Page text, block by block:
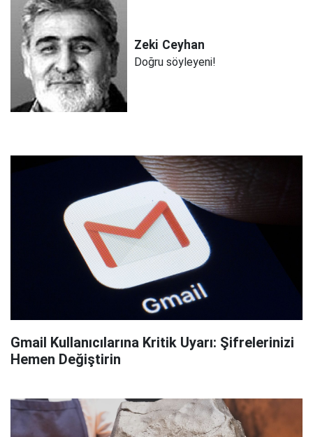
Zeki Ceyhan
Doğru söyleyeni!
Gmail Kullanıcılarına Kritik Uyarı: Şifrelerinizi
Hemen Değiştirin